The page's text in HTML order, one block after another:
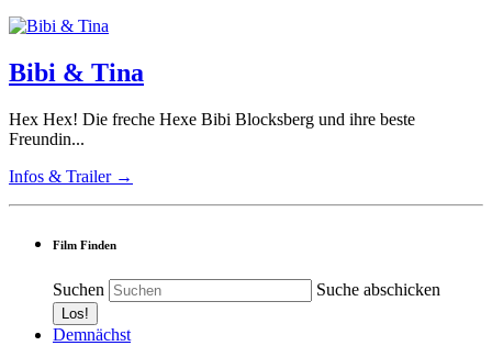
Bibi & Tina
Hex Hex! Die freche Hexe Bibi Blocksberg und ihre beste
Freundin...
Infos & Trailer →
Film Finden
Suchen Suche abschicken
Demnächst